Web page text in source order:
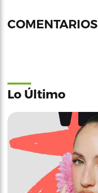
COMENTARIOS
Lo Último